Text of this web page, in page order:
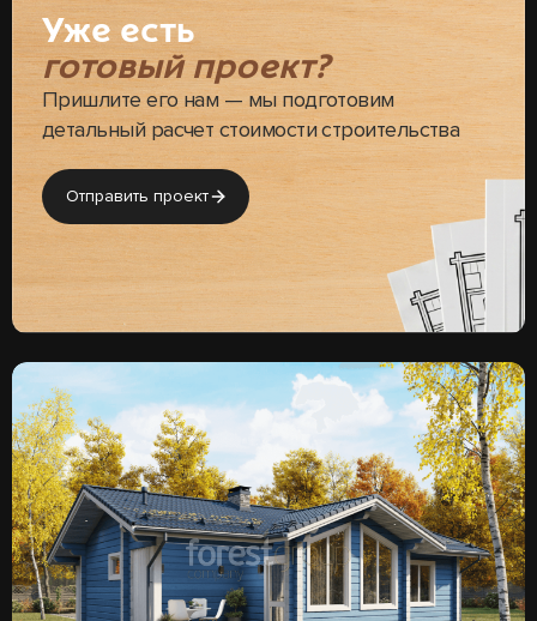
Уже есть
готовый проект?
Пришлите его нам — мы подготовим
детальный расчет стоимости строительства
Отправить проект